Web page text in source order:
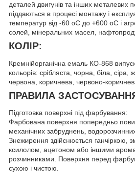
деталей двигунів та інших металевих
піддаються в процесі монтажу і
температур від -60 оС до +600 оС і
солей, мінеральних масел,
КОЛІР:
Кремнійорганічна емаль КО-868
кольорів: срібляста, чорна, біла, сіра,
червона, коричнева, червоно-
ПРАВИЛА
Підготовка поверхні під фарбування:
Фарбована поверхня попередньо
механічних забруднень,
Знежирення здійснюється ганчіркою,
ксилолом, ацетоном або іншими
розчинниками. Поверхня перед
сухою і чистою.